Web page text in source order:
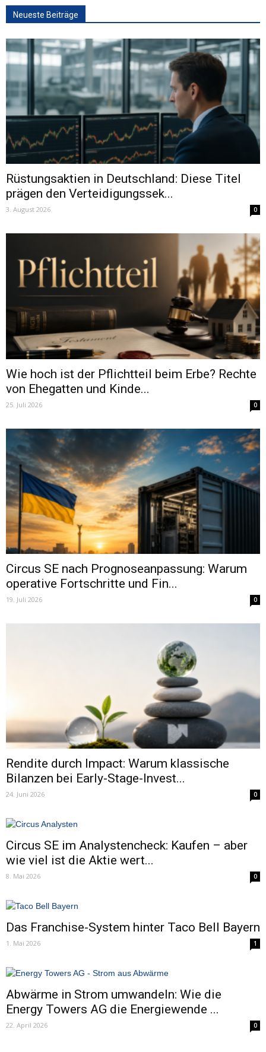
Neueste Beiträge
Rüstungsaktien in Deutschland: Diese Titel
prägen den Verteidigungssek...
3. August 2026 0
Wie hoch ist der Pflichtteil beim Erbe? Rechte
von Ehegatten und Kinde...
25. Juli 2026 0
Circus SE nach Prognoseanpassung: Warum
operative Fortschritte und Fin...
19. Juli 2026 0
Rendite durch Impact: Warum klassische
Bilanzen bei Early-Stage-Invest...
24. Juni 2026 0
Circus SE im Analystencheck: Kaufen – aber
wie viel ist die Aktie wert...
8. Mai 2026 0
Das Franchise-System hinter Taco Bell Bayern
1. Mai 2026 1
Abwärme in Strom umwandeln: Wie die
Energy Towers AG die Energiewende ...
22. April 2026 0